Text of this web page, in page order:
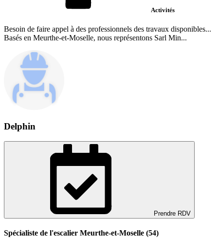
Activités
Besoin de faire appel à des professionnels des travaux disponibles...
Basés en Meurthe-et-Moselle, nous représentons Sarl Min...
Delphin
Prendre RDV
Spécialiste de l'escalier Meurthe-et-Moselle (54)